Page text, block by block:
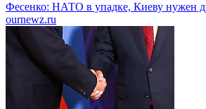
Фесенко: НАТО в упадке, Киеву нужен
ournewz.ru